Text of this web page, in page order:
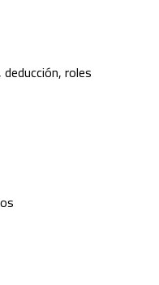
roles